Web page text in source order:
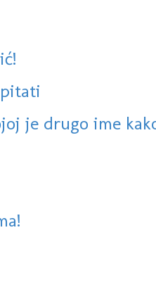
je drugo ime